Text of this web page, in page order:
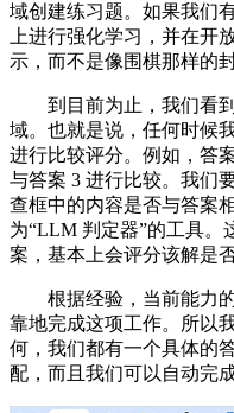
域创建练习题。如果我们
上进行强化学习，并在开
示，而不是像围棋那样的
到目前为止，我们看到
域。也就是说，任何时候
进行比较评分。例如，答
与答案 3 进行比较。我们
查框中的内容是否与答案
为“LLM 判定器”的工具。
案，基本上会评分该解是
根据经验，当前能力的
靠地完成这项工作。所以
何，我们都有一个具体的
配，而且我们可以自动完